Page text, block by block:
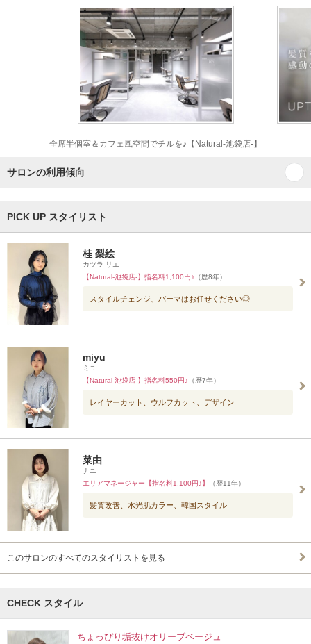
全席半個室＆カフェ風空間でチルを♪【Natural-池袋店-】
サロンの利用傾向
PICK UP スタイリスト
桂 梨絵
カツラ リエ
【Natural-池袋店-】指名料1,100円♪ （歴8年）
スタイルチェンジ、パーマはお任せください◎
miyu
ミユ
【Natural-池袋店-】指名料550円♪ （歴7年）
レイヤーカット、ウルフカット、デザイン
菜由
ナユ
エリアマネージャー【指名料1,100円♪】
（歴11年）
髪質改善、水光肌カラー、韓国スタイル
このサロンのすべてのスタイリストを見る
CHECK スタイル
ちょっぴり垢抜けオリーブベージュ